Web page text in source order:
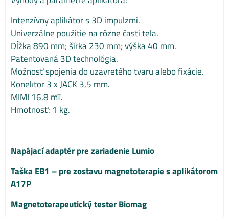
Intenzívny aplikátor s 3D impulzmi.
Univerzálne použitie na rôzne časti tela.
Dĺžka 890 mm; šírka 230 mm; výška 40 mm.
Patentovaná 3D technológia.
Možnosť spojenia do uzavretého tvaru alebo fixácie.
Konektor 3 x JACK 3,5 mm.
MIMI 16,8 mT.
Hmotnosť: 1 kg.
Napájací adaptér pre zariadenie Lumio
Taška EB1 – pre zostavu magnetoterapie s aplikátorom
A17P
Magnetoterapeutický tester Biomag